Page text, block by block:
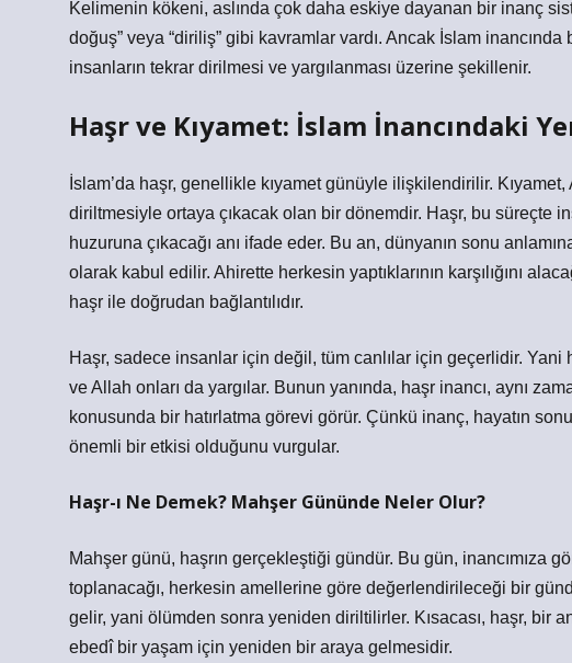
Kelimenin kökeni, aslında çok daha eskiye dayanan bir inanç
doğuş” veya “diriliş” gibi kavramlar vardı. Ancak İslam
insanların tekrar dirilmesi ve yargılanması üzerine şekillenir.
Haşr ve Kıyamet: İslam İnancındaki
İslam’da haşr, genellikle kıyamet günüyle ilişkilendirilir. Kıyamet,
diriltmesiyle ortaya çıkacak olan bir dönemdir. Haşr, bu süreçte
huzuruna çıkacağı anı ifade eder. Bu an, dünyanın sonu
olarak kabul edilir. Ahirette herkesin yaptıklarının karşılığını
haşr ile doğrudan bağlantılıdır.
Haşr, sadece insanlar için değil, tüm canlılar için geçerlidir. Yani
ve Allah onları da yargılar. Bunun yanında, haşr inancı, aynı
konusunda bir hatırlatma görevi görür. Çünkü inanç, hayatın
önemli bir etkisi olduğunu vurgular.
Haşr-ı Ne Demek? Mahşer Gününde Neler Olur?
Mahşer günü, haşrın gerçekleştiği gündür. Bu gün, inancımıza
toplanacağı, herkesin amellerine göre değerlendirileceği bir
gelir, yani ölümden sonra yeniden diriltilirler. Kısacası, haşr, bir
ebedî bir yaşam için yeniden bir araya gelmesidir.